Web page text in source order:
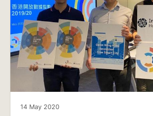
14 May 2020